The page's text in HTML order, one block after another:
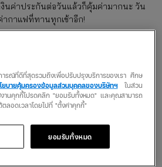
งินค่าประกันต่อวันแล้วก็คุ้มค่ามากนะ วัน
ากาแฟที่ทานทุกเช้าอีก!
กว่าที่เคย
ให้สุด อะไรไม่เคยทำต้องลองทำ แต่ต้อง
าไว้ด้วยนะ จะได้ทำกิจกรรมอะไรก็อุ่นใจ
ไรขึ้นมา ก็เข้ารับการรักษาได้ทันที โดยที่
เรื่องค่ารักษานี่ให้ ประกัน pa เขาจัดการ
ตุรายปี มีดียังไง จึ้ง
ารณ์ที่ดีที่สุดรวมถึงเพื่อปรับปรุงบริการของเรา ศึกษ
ยบายคุ้มครองข้อมูลส่วนบุคคลของบริษัทฯในส่วน
งานคุกกี้โปรดคลิก "ยอมรับทั้งหมด" และคุณสามารถ
ลอดเวลาโดยไปที่ "ตั้งค่าคุกกี้"
ยอมรับทั้งหมด